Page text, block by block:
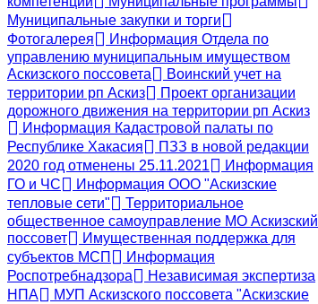
Муниципальные закупки и торги
Фотогалерея
Информация Отдела по
управлению муниципальным имуществом
Аскизского поссовета
Воинский учет на
территории рп Аскиз
Проект организации
дорожного движения на территории рп Аскиз
Информация Кадастровой палаты по
Республике Хакасия
ПЗЗ в новой редакции
2020 год отменены 25.11.2021
Информация
ГО и ЧС
Информация ООО "Аскизские
тепловые сети"
Территориальное
общественное самоуправление МО Аскизский
поссовет
Имущественная поддержка для
субъектов МСП
Информация
Роспотребнадзора
Независимая экспертиза
НПА
МУП Аскизского поссовета "Аскизские